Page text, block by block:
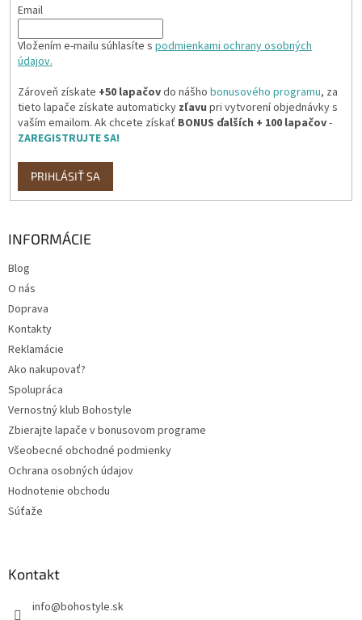
Email
Vložením e-mailu súhlasíte s podmienkami ochrany osobných
údajov.
Zároveň získate +50 lapačovdo nášho bonusového programu, za
tieto lapače získate automaticky zľavu pri vytvorení objednávky s
vaším emailom. Ak chcete získať BONUS ďalších + 100 lapačov-
ZAREGISTRUJTE SA!
PRIHLÁSIŤ SA
INFORMÁCIE
Blog
O nás
Doprava
Kontakty
Reklamácie
Ako nakupovať?
Spolupráca
Vernostný klub Bohostyle
Zbierajte lapače v bonusovom programe
Všeobecné obchodné podmienky
Ochrana osobných údajov
Hodnotenie obchodu
Súťaže
Kontakt
info@bohostyle.sk